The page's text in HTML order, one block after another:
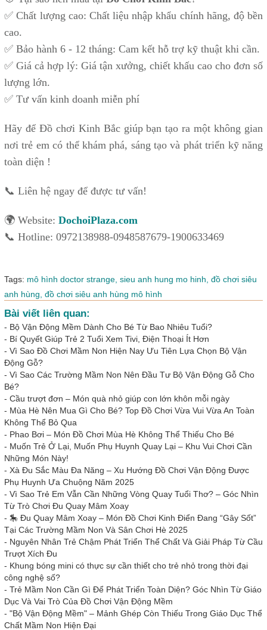
✅ Chất lượng cao: Chất liệu nhập khẩu chính hãng, độ bền
cao.
✅ Bảo hành 6 - 12 tháng: Cam kết hỗ trợ kỹ thuật khi cần.
✅ Giá cả hợp lý: Giá tận xưởng, chiết khấu cao cho đơn số
lượng lớn.
✅ Tư vấn kinh doanh miễn phí
Hãy để Đồ chơi Kinh Bắc giúp bạn tạo ra một không gian
nơi trẻ em có thể khám phá, sáng tạo và phát triển kỹ năng
toàn diện !
📞 Liên hệ ngay để được tư vấn!
🌍 Website: DochoiPlaza.com
📞 Hotline: 0972138988-0948587679-1900633469
Tags: mô hình doctor strange, sieu anh hung mo hinh, đồ chơi siêu
anh hùng, đồ chơi siêu anh hùng mô hình
Bài viết liên quan:
- Bộ Vận Động Mềm Dành Cho Bé Từ Bao Nhiêu Tuổi?
- Bí Quyết Giúp Trẻ 2 Tuổi Xem Tivi, Điện Thoại Ít Hơn
- Vì Sao Đồ Chơi Mầm Non Hiện Nay Ưu Tiên Lựa Chọn Bộ Vận
Động Gỗ?
- Vì Sao Các Trường Mầm Non Nên Đầu Tư Bộ Vận Động Gỗ Cho
Bé?
- Cầu trượt đơn – Món quà nhỏ giúp con lớn khôn mỗi ngày
- Mùa Hè Nên Mua Gì Cho Bé? Top Đồ Chơi Vừa Vui Vừa An Toàn
Không Thể Bỏ Qua
- Phao Bơi – Món Đồ Chơi Mùa Hè Không Thể Thiếu Cho Bé
- Muốn Trẻ Ở Lại, Muốn Phụ Huynh Quay Lại – Khu Vui Chơi Cần
Những Món Này!
- Xà Đu Sắc Màu Đa Năng – Xu Hướng Đồ Chơi Vận Động Được
Phụ Huynh Ưa Chuộng Năm 2025
- Vì Sao Trẻ Em Vẫn Cần Những Vòng Quay Tuổi Thơ? – Góc Nhìn
Từ Trò Chơi Đu Quay Mâm Xoay
- 🎠 Đu Quay Mâm Xoay – Món Đồ Chơi Kinh Điển Đang “Gây Sốt”
Tại Các Trường Mầm Non Và Sân Chơi Hè 2025
- Nguyên Nhân Trẻ Chậm Phát Triển Thể Chất Và Giải Pháp Từ Cầu
Trượt Xích Đu
- Khung bóng mini có thực sự cần thiết cho trẻ nhỏ trong thời đại
công nghệ số?
- Trẻ Mầm Non Cần Gì Để Phát Triển Toàn Diện? Góc Nhìn Từ Giáo
Dục Và Vai Trò Của Đồ Chơi Vận Động Mềm
- "Bộ Vận Động Mềm" – Mảnh Ghép Còn Thiếu Trong Giáo Dục Thể
Chất Mầm Non Hiện Đại